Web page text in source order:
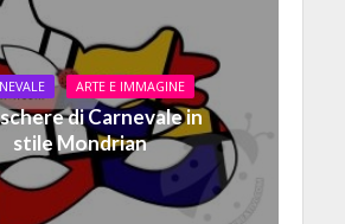
ARTE E IMMAGINE
di Carnevale in
stile Mondrian